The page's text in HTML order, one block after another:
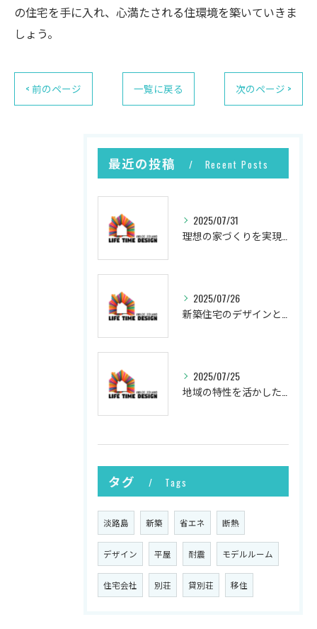
の住宅を手に入れ、心満たされる住環境を築いていきま
しょう。
< 前のページ 一覧に戻る 次のページ >
最近の投稿 Recent Posts
2025/07/31
2025/07/26
2025/07/25
タグ Tags
淡路島 新築 省エネ 断熱
デザイン 平屋 耐震 モデルルーム
住宅会社 別荘 貸別荘 移住